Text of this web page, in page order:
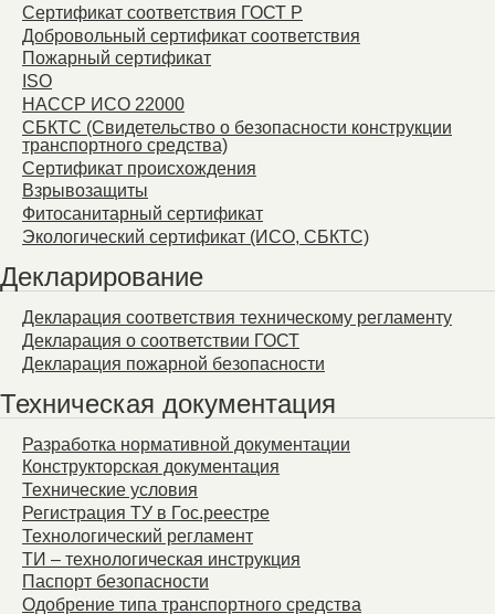
Сертификат соответствия ГОСТ Р
Добровольный сертификат соответствия
Пожарный сертификат
ISO
HACCP ИСО 22000
СБКТС (Свидетельство о безопасности конструкции
транспортного средства)
Сертификат происхождения
Взрывозащиты
Фитосанитарный сертификат
Экологический сертификат (ИСО, СБКТС)
Декларирование
Декларация соответствия техническому регламенту
Декларация о соответствии ГОСТ
Декларация пожарной безопасности
Техническая документация
Разработка нормативной документации
Конструкторская документация
Технические условия
Регистрация ТУ в Гос.реестре
Технологический регламент
ТИ – технологическая инструкция
Паспорт безопасности
Одобрение типа транспортного средства